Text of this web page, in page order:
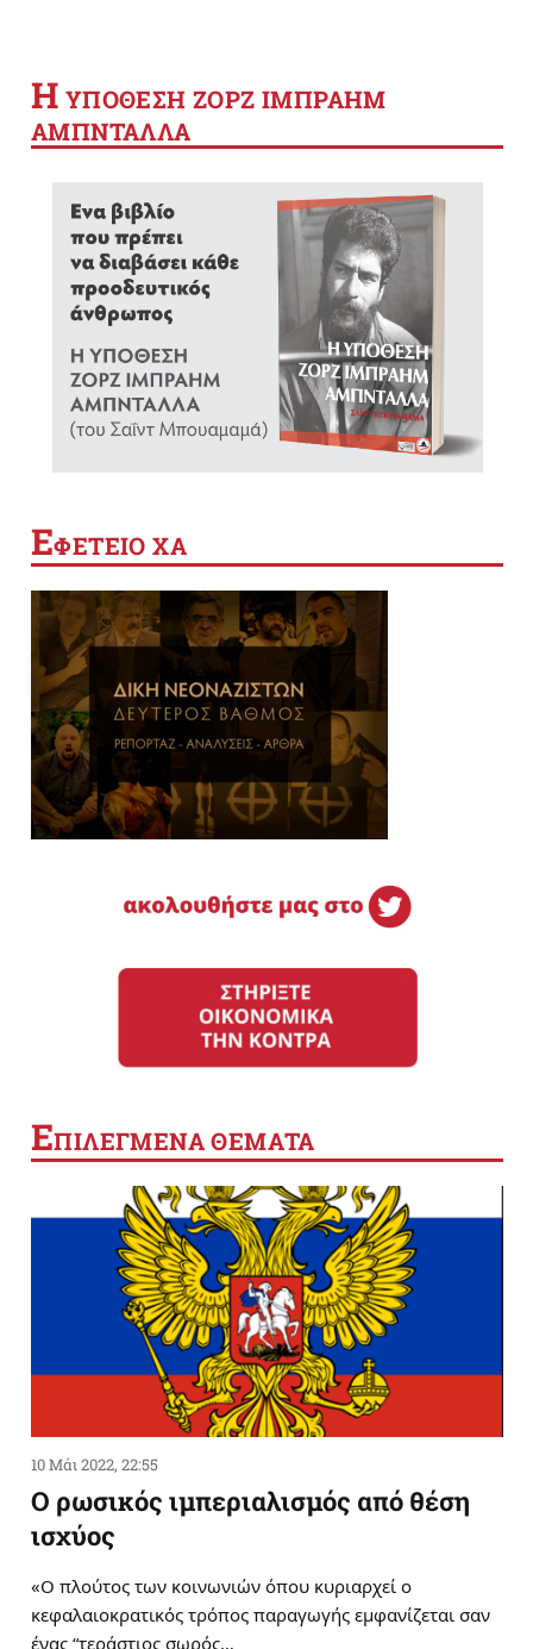
Η YΠΟΘΕΣΗ ΖΟΡΖ ΙΜΠΡΑΗΜ
ΑΜΠΝΤΑΛΛΑ
ΕΦΕΤΕΙΟ ΧΑ
ΕΠΙΛΕΓΜΕΝΑ ΘΕΜΑΤΑ
10 Μάι 2022, 22:55
Ο ρωσικός ιμπεριαλισμός από θέση
ισχύος
«Ο πλούτος των κοινωνιών όπου κυριαρχεί ο
κεφαλαιοκρατικός τρόπος παραγωγής εμφανίζεται σαν
ένας “τεράστιος σωρός…